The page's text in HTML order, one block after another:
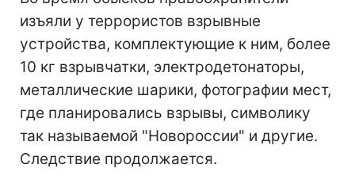
изъяли у террористов взрывные
устройства, комплектующие к ним, более
10 кг взрывчатки, электродетонаторы,
металлические шарики, фотографии мест,
где планировались взрывы, символику
так называемой "Новороссии" и другие.
Следствие продолжается.